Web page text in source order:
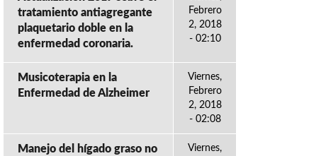
tratamiento antiagregante
plaquetario doble en la
enfermedad coronaria.
Febrero
2, 2018
- 02:10
Musicoterapia en la
Enfermedad de Alzheimer
Viernes,
Febrero
2, 2018
- 02:08
Manejo del hígado graso no
Viernes,